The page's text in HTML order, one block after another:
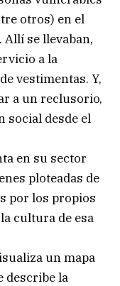
otros) en el
se llevaban,
a la
vestimentas. Y,
a un reclusorio,
social desde el
en su sector
ploteadas de
por los propios
cultura de esa
un mapa
describe la